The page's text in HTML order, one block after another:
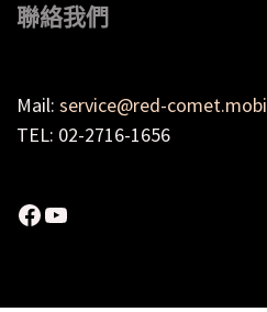
聯絡我們
Mail: service@red-comet.mobi
TEL: 02-2716-1656
Facebook
YouTube